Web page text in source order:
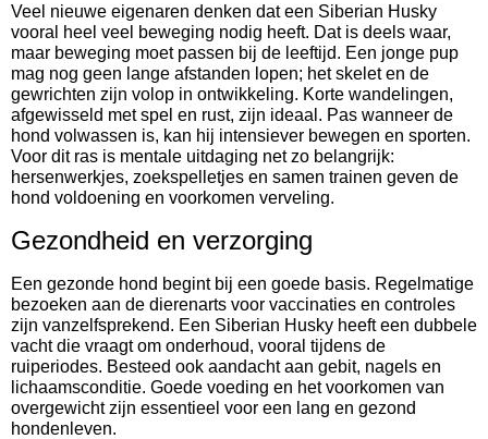
Veel nieuwe eigenaren denken dat een Siberian Husky
vooral heel veel beweging nodig heeft. Dat is deels waar,
maar beweging moet passen bij de leeftijd. Een jonge pup
mag nog geen lange afstanden lopen; het skelet en de
gewrichten zijn volop in ontwikkeling. Korte wandelingen,
afgewisseld met spel en rust, zijn ideaal. Pas wanneer de
hond volwassen is, kan hij intensiever bewegen en sporten.
Voor dit ras is mentale uitdaging net zo belangrijk:
hersenwerkjes, zoekspelletjes en samen trainen geven de
hond voldoening en voorkomen verveling.
Gezondheid en verzorging
Een gezonde hond begint bij een goede basis. Regelmatige
bezoeken aan de dierenarts voor vaccinaties en controles
zijn vanzelfsprekend. Een Siberian Husky heeft een dubbele
vacht die vraagt om onderhoud, vooral tijdens de
ruiperiodes. Besteed ook aandacht aan gebit, nagels en
lichaamsconditie. Goede voeding en het voorkomen van
overgewicht zijn essentieel voor een lang en gezond
hondenleven.